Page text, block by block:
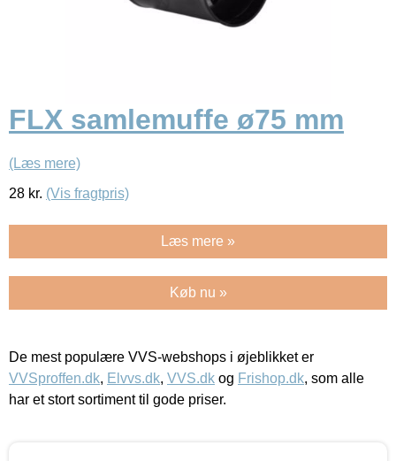
FLX samlemuffe ø75 mm
(Læs mere)
28 kr. (Vis fragtpris)
Læs mere »
Køb nu »
De mest populære VVS-webshops i øjeblikket er
VVSproffen.dk, Elvvs.dk, VVS.dk og Frishop.dk, som alle
har et stort sortiment til gode priser.